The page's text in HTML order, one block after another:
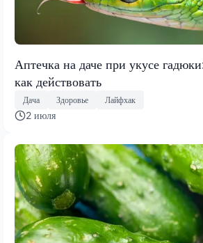
Аптечка на даче при укусе
как действовать
Дача Здоровье Лайфхак
2 июля